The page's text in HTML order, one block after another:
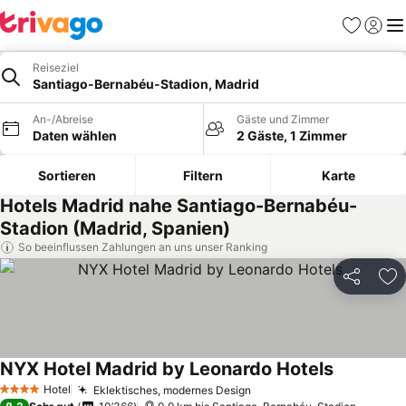
Favoriten
Reiseziel
Santiago-Bernabéu-Stadion, Madrid
An-/Abreise
Daten wählen
Gäste und Zimmer
2 Gäste, 1 Zimmer
Sortieren Filtern Karte
Hotels Madrid nahe Santiago-Bernabéu-
Stadion (Madrid, Spanien)
So beeinflussen Zahlungen an uns unser Ranking
Teilen
4 Sterne Hotel Eklektisches, modernes Design
NYX Hotel Madrid by Leonardo HotelsPreise